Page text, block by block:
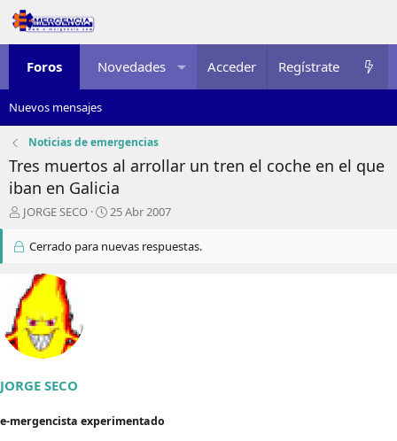
Foros Novedades Multimedia Recursos
Acceder Regístrate
Nuevos mensajes
Noticias de emergencias
Tres muertos al arrollar un tren el coche en el que
iban en Galicia
I
i
a
d
o
r
d
l
e
JORGE SECO
F
c
25 Abr 2007
Cerrado para nuevas respuestas.
JORGE SECO
e-mergencista experimentado